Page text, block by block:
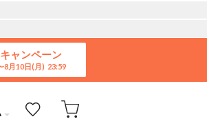
キャンペーン
8月10日(月)